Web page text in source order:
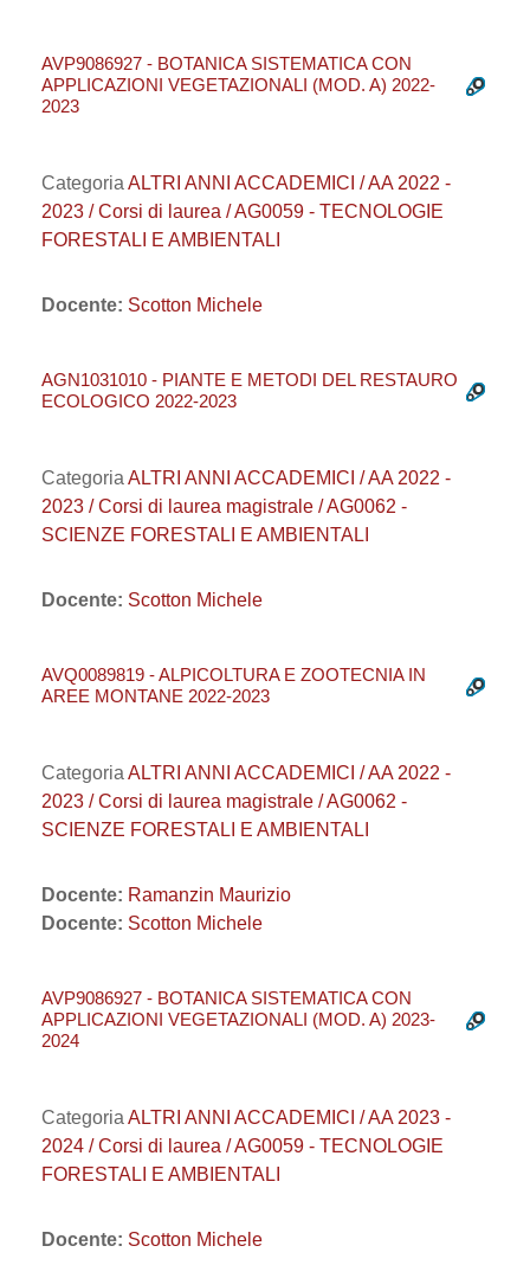
AVP9086927 - BOTANICA SISTEMATICA CON
APPLICAZIONI VEGETAZIONALI (MOD. A) 2022-
2023
Categoria ALTRI ANNI ACCADEMICI / AA 2022 -
2023 / Corsi di laurea / AG0059 - TECNOLOGIE
FORESTALI E AMBIENTALI
Docente: Scotton Michele
AGN1031010 - PIANTE E METODI DEL RESTAURO
ECOLOGICO 2022-2023
Categoria ALTRI ANNI ACCADEMICI / AA 2022 -
2023 / Corsi di laurea magistrale / AG0062 -
SCIENZE FORESTALI E AMBIENTALI
Docente: Scotton Michele
AVQ0089819 - ALPICOLTURA E ZOOTECNIA IN
AREE MONTANE 2022-2023
Categoria ALTRI ANNI ACCADEMICI / AA 2022 -
2023 / Corsi di laurea magistrale / AG0062 -
SCIENZE FORESTALI E AMBIENTALI
Docente: Ramanzin Maurizio
Docente: Scotton Michele
AVP9086927 - BOTANICA SISTEMATICA CON
APPLICAZIONI VEGETAZIONALI (MOD. A) 2023-
2024
Categoria ALTRI ANNI ACCADEMICI / AA 2023 -
2024 / Corsi di laurea / AG0059 - TECNOLOGIE
FORESTALI E AMBIENTALI
Docente: Scotton Michele